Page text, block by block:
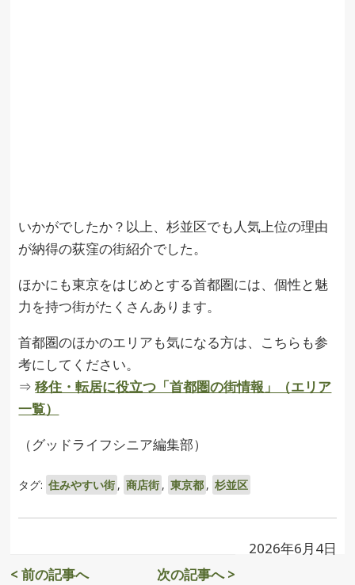
いかがでしたか？以上、杉並区でも人気上位の理由
が納得の荻窪の街紹介でした。
ほかにも東京をはじめとする首都圏には、個性と魅
力を持つ街がたくさんあります。
首都圏のほかのエリアも気になる方は、こちらも参
考にしてください。
⇒移住・転居に役立つ「首都圏の街情報」（エリア
一覧）
（グッドライフシニア編集部）
タグ: 住みやすい街 , 商店街 , 東京都 , 杉並区
2026年6月4日
< 前の記事へ
次の記事へ >